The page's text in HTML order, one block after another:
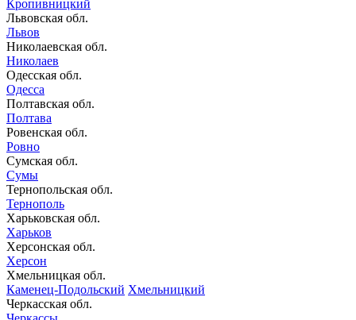
Кропивницкий
Львовская обл.
Львов
Николаевская обл.
Николаев
Одесская обл.
Одесса
Полтавская обл.
Полтава
Ровенская обл.
Ровно
Сумская обл.
Сумы
Тернопольская обл.
Тернополь
Харьковская обл.
Харьков
Херсонская обл.
Херсон
Хмельницкая обл.
Каменец-Подольский Хмельницкий
Черкасская обл.